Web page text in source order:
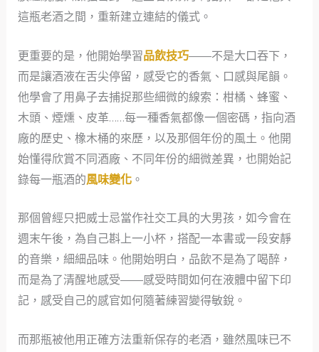
這瓶老酒之間，重新建立連結的儀式。
更重要的是，他開始學習品飲技巧——不是大口吞下，
而是讓酒液在舌尖停留，感受它的香氣、口感與尾韻。
他學會了用鼻子去捕捉那些細微的線索：柑橘、蜂蜜、
木頭、煙燻、皮革……每一種香氣都像一個密碼，指向酒
廠的歷史、橡木桶的來歷，以及那個年份的風土。他開
始懂得欣賞不同酒廠、不同年份的細微差異，也開始記
錄每一瓶酒的風味變化。
那個曾經只把威士忌當作社交工具的大男孩，如今會在
週末午後，為自己斟上一小杯，搭配一本書或一段安靜
的音樂，細細品味。他開始明白，品飲不是為了喝醉，
而是為了清醒地感受——感受時間如何在液體中留下印
記，感受自己的感官如何隨著練習變得敏銳。
而那瓶被他用正確方法重新保存的老酒，雖然風味已不